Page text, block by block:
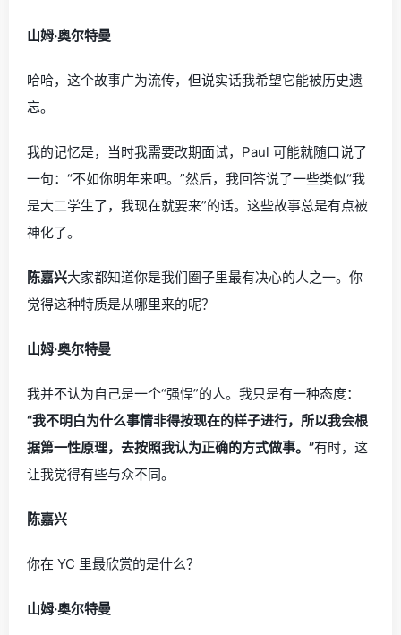
山姆·奥尔特曼
哈哈，这个故事广为流传，但说实话我希望它能被历史遗
忘。
我的记忆是，当时我需要改期面试，Paul 可能就随口说了
一句：“不如你明年来吧。”然后，我回答说了一些类似“我
是大二学生了，我现在就要来”的话。这些故事总是有点被
神化了。
陈嘉兴大家都知道你是我们圈子里最有决心的人之一。你
觉得这种特质是从哪里来的呢？
山姆·奥尔特曼
我并不认为自己是一个“强悍”的人。我只是有一种态度：
“我不明白为什么事情非得按现在的样子进行，所以我会根
据第一性原理，去按照我认为正确的方式做事。”有时，这
让我觉得有些与众不同。
陈嘉兴
你在 YC 里最欣赏的是什么？
山姆·奥尔特曼